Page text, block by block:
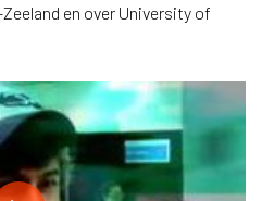
en over University of